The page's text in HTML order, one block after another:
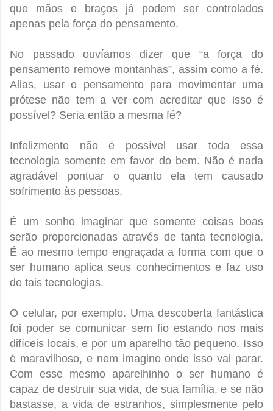
que mãos e braços já podem ser controlados
apenas pela força do pensamento.
No passado ouvíamos dizer que “a força do
pensamento remove montanhas”, assim como a fé.
Alias, usar o pensamento para movimentar uma
prótese não tem a ver com acreditar que isso é
possível? Seria então a mesma fé?
Infelizmente não é possível usar toda essa
tecnologia somente em favor do bem. Não é nada
agradável pontuar o quanto ela tem causado
sofrimento às pessoas.
É um sonho imaginar que somente coisas boas
serão proporcionadas através de tanta tecnologia.
É ao mesmo tempo engraçada a forma com que o
ser humano aplica seus conhecimentos e faz uso
de tais tecnologias.
O celular, por exemplo. Uma descoberta fantástica
foi poder se comunicar sem fio estando nos mais
difíceis locais, e por um aparelho tão pequeno. Isso
é maravilhoso, e nem imagino onde isso vai parar.
Com esse mesmo aparelhinho o ser humano é
capaz de destruir sua vida, de sua família, e se não
bastasse, a vida de estranhos, simplesmente pelo